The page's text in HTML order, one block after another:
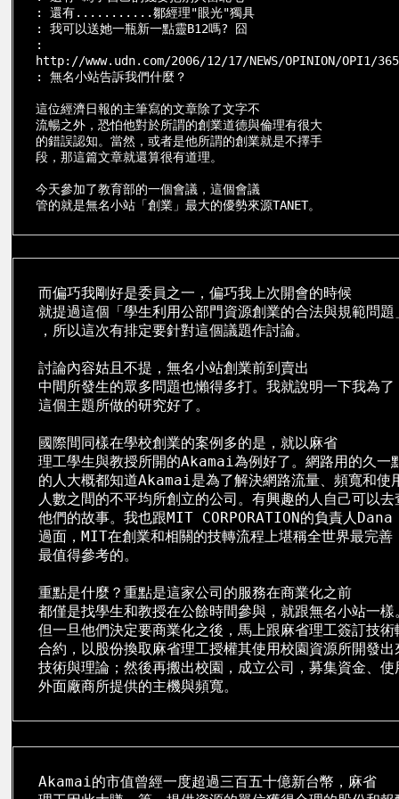
: 還有...........鄒經理"眼光"獨具
: 我可以送她一瓶新一點靈B12嗎? 囧
:
http://www.udn.com/2006/12/17/NEWS/OPINION/OPI1/
: 無名小站告訴我們什麼？
這位經濟日報的主筆寫的文章除了文字不
流暢之外，恐怕他對於所謂的創業道德與倫理有很大
的錯誤認知。當然，或者是他所謂的創業就是不擇手
段，那這篇文章就還算很有道理。
今天參加了教育部的一個會議，這個會議
管的就是無名小站「創業」最大的優勢來源TANET。
而偏巧我剛好是委員之一，偏巧我上次開會的時候
就提過這個「學生利用公部門資源創業的合法與規範問題
，所以這次有排定要針對這個議題作討論。
討論內容姑且不提，無名小站創業前到賣出
中間所發生的眾多問題也懶得多打。我就說明一下我為了
這個主題所做的研究好了。
國際間同樣在學校創業的案例多的是，就以麻省
理工學生與教授所開的Akamai為例好了。網路用的久一
的人大概都知道Akamai是為了解決網路流量、頻寬和使
人數之間的不平均所創立的公司。有興趣的人自己可以去
他們的故事。我也跟MIT CORPORATION的負責人
過面，MIT在創業和相關的技轉流程上堪稱全世界最完善
最值得參考的。
重點是什麼？重點是這家公司的服務在商業化之前
都僅是找學生和教授在公餘時間參與，就跟無名小站一樣
但一旦他們決定要商業化之後，馬上跟麻省理工簽訂技術
合約，以股份換取麻省理工授權其使用校園資源所開發出
技術與理論；然後再搬出校園，成立公司，募集資金、使
外面廠商所提供的主機與頻寬。
Akamai的市值曾經一度超過三百五十億新台幣，麻省